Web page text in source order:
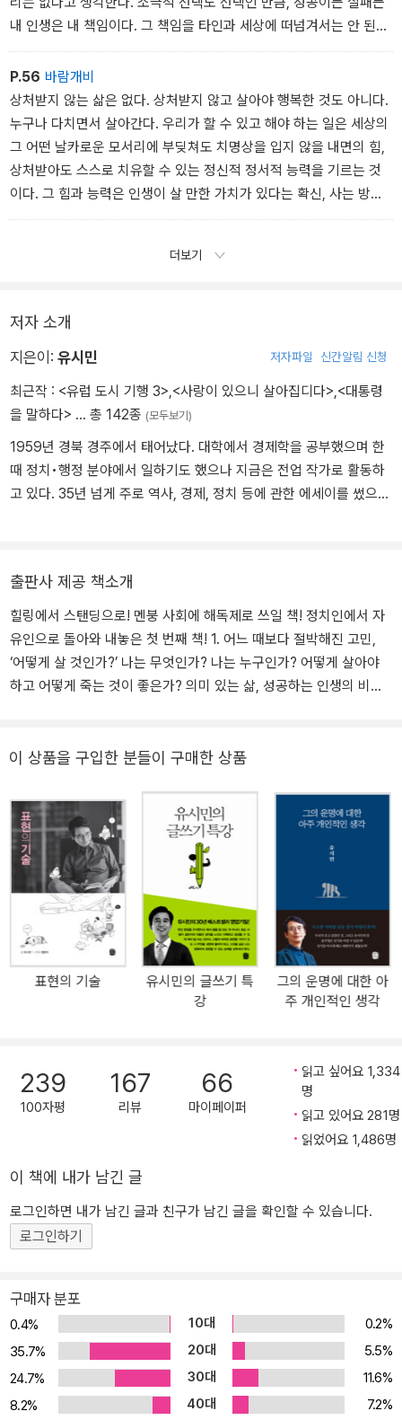
내 인생은 내 책임이다. 그 책임을 타인과 세상에 떠넘겨서는 안 된다.
삶의 존엄과 인생의 품격은 스스로 찾아야 한다. 죄악과 비천함에서
자기를 지키는 것만으로는 훌륭한 삶을 살 수 없다. 악당이나 괴물이
되지 않았다고 해서 훌륭한 것은 아니다. 무엇이 되든, 무엇을 이루든,
‘자기 결정권’ 또는 ‘자유의지’를 적극적으로 행사해 기쁨과 자부심을
느끼는 인생을 살아야 훌륭하다고 할 수 있다.
P.56 바람개비
상처받지 않는 삶은 없다. 상처받지 않고 살아야 행복한 것도 아니다.
누구나 다치면서 살아간다. 우리가 할 수 있고 해야 하는 일은 세상의
그 어떤 날카로운 모서리에 부딪쳐도 치명상을 입지 않을 내면의 힘,
상처받아도 스스로 치유할 수 있는 정신적 정서적 능력을 기르는 것
이다. 그 힘과 능력은 인생이 살 만한 가치가 있다는 확신, 사는 방법
을 스스로 찾으려는 의지에서 나온다. 그렇게 자신의 인격적 존엄과
상처를 치유할 수 있으며 타인의 아픔을 위로할 수 있다.
더보기
저자 소개
지은이: 유시민 저자파일 신간알림 신청
최근작 : <유럽 도시 기행 3>,<사랑이 있으니 살아집디다>,<대통령
을 말하다> … 총 142종 (모두보기)
1959년 경북 경주에서 태어났다. 대학에서 경제학을 공부했으며 한
때 정치•행정 분야에서 일하기도 했으나 지금은 전업 작가로 활동하
고 있다. 35년 넘게 주로 역사, 경제, 정치 등에 관한 에세이를 썼으며
공부》 《거꾸로 읽는 세계사》 《나의 한국현대사》 《역사의 역사》 《국
가란 무엇인가》 《청춘의 독서》 등이 있다.
출판사 제공 책소개
힐링에서 스탠딩으로! 멘붕 사회에 해독제로 쓰일 책! 정치인에서 자
유인으로 돌아와 내놓은 첫 번째 책! 1. 어느 때보다 절박해진 고민,
‘어떻게 살 것인가?’ 나는 무엇인가? 나는 누구인가? 어떻게 살아야
하고 어떻게 죽는 것이 좋은가? 의미 있는 삶, 성공하는 인생의 비결
생의 마지막 페이지를 이미 예감한 중년들도 피해갈 수 없는 질문이
의 기쁨, 존재의 의미, 인생의 품격을 찾으려고 고민하는 모든 분들의
건투를 빈다. 그 무엇도 의미 있는 삶을 찾으려고 분투하는 그대들을
막아서지 못할 것이다.(p.11) 세상의 변화를 누구보다 예민하게 감지
하면서 한 걸음 앞서 시대와 삶의 과제를 고민해 왔던 유시민이 <어
떻게 살 것인가>라는 신간을 들고 정치시장을 떠나 지식시장으로 복
귀했다. ‘어떻게 살 것인가’라는 질문은 어느 시대 어떤 사람도 비껴가
지 않는 것이지만, 이른바 ‘힐링 열풍’이 대세를 형성할 만큼 상처받은
사람이 많은 ‘멘붕의 시대’에 자기다운 삶을 꿋꿋하게 살아가려는 사
람에게는 특별한 의미와 가치를 지닌 고민이라고 그는 믿는다. 상처
받지 않는 삶은 없다. 상처받지 않고 살아야 행복한 것도 아니다. 누구
처받아도 스스로 치유할 수 있는 정신적 정서적 능력을 기르는 것이
다. 그 힘과 능력은 인생이 살 만한 가치가 있다는 확신, 사는 방법을
스스로 찾으려는 의지에서 나온다. 그렇게 자신의 인격적 존엄과 인
처를 치유할 수 있으며 타인의 아픔을 위로할 수 있다.(p.56) ‘왜 자
이루지 못하는 밤이 있다. 이루어지기만 한다면 너무 좋아서 두 주먹
을 불끈 쥐고 뛰어오를 것 같은 일이 있다. 누군가 못 견디게 그리워지
한 사람들이 있다. 설렘과 황홀, 그리움, 사랑의 느낌…. 이런 것들이
살아있음을 기쁘게 만든다. 나는 더 즐겁게 일하고 더 열심히 놀고 더
많이 더 깊게 사랑하고 싶다. 더 많은 사람들과 손잡고 더 아름다운 것
을 더 많이 만들고 싶다. 미래의 어느 날이나 피안(彼岸)의 세상에서
가 아니라, ‘지금’ 바로 ‘여기’에서 그렇게 살고 싶다. 떠나는 것이야 서
두를 필요가 없다. 더 일할 수도 더 놀 수도 누군가를 더 사랑할 수도
이 상품을 구입한 분들이 구매한 상품
표현의 기술
유시민의 글쓰기 특
강
그의 운명에 대한 아
주 개인적인 생각
239
100자평
167
리뷰
66
마이페이퍼
읽고 싶어요 1,334
명
읽고 있어요 281명
읽었어요 1,486명
이 책에 내가 남긴 글
로그인하면 내가 남긴 글과 친구가 남긴 글을 확인할 수 있습니다.
로그인하기
구매자 분포
0.4% 10대
0.2%
35.7%
20대
5.5%
24.7%
30대
11.6%
8.2%
40대
7.2%